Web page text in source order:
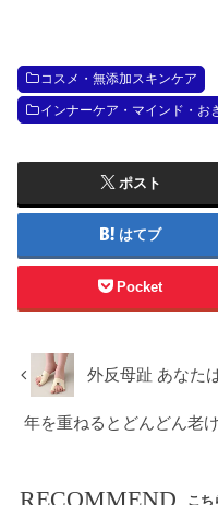
コスメ・無添加スキンケア
インナーケア・マインド・お
ポスト
はてブ
Pocket
外反母趾 あなた
年を重ねるとどんどん老
RECOMMEND こち